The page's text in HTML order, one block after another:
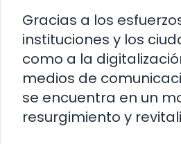
Gracias a los
instituciones y los
como a la
medios de
se encuentra en un
resurgimiento y